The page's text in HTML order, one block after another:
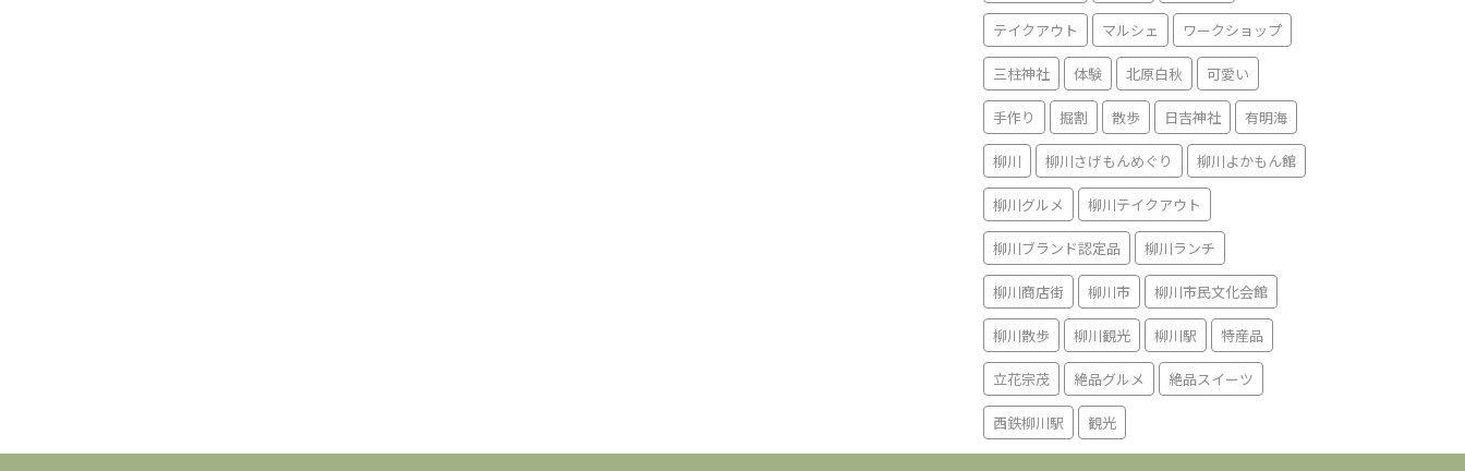
テイクアウト マルシェ ワークショップ
三柱神社 体験 北原白秋 可愛い
手作り 掘割 散歩 日吉神社 有明海
柳川 柳川さげもんめぐり 柳川よかもん館
柳川グルメ 柳川テイクアウト
柳川ブランド認定品 柳川ランチ
柳川商店街 柳川市 柳川市民文化会館
柳川散歩 柳川観光 柳川駅 特産品
立花宗茂 絶品グルメ 絶品スイーツ
西鉄柳川駅 観光